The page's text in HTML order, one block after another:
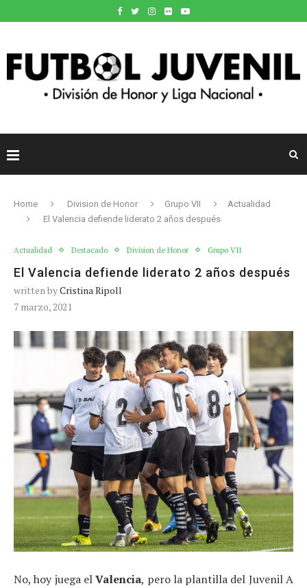
Home Division de Honor Grupo VII
Actualidad
El Valencia defiende liderato 2 años después
Actualidad Destacado Division de Honor Grupo VII
El Valencia defiende liderato 2 años después
written byCristina Ripoll
7 marzo, 2021
No, hoy juega elValencia, pero la plantilla del Juvenil A